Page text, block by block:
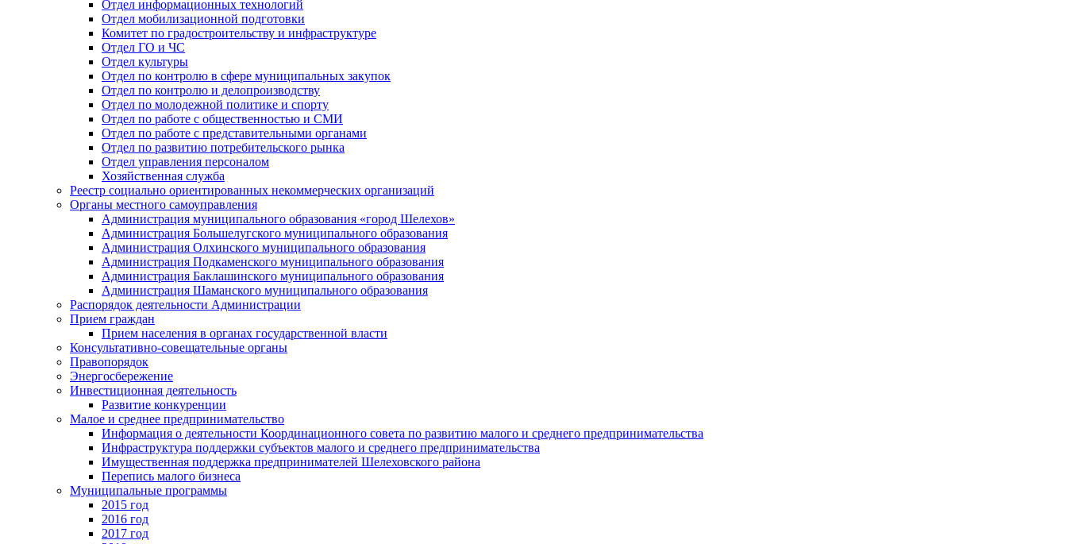
Отдел информационных технологий
Отдел мобилизационной подготовки
Комитет по градостроительству и инфраструктуре
Отдел ГО и ЧС
Отдел культуры
Отдел по контролю в сфере муниципальных закупок
Отдел по контролю и делопроизводству
Отдел по молодежной политике и спорту
Отдел по работе с общественностью и СМИ
Отдел по работе с представительными органами
Отдел по развитию потребительского рынка
Отдел управления персоналом
Хозяйственная служба
Реестр социально ориентированных некоммерческих организаций
Органы местного самоуправления
Администрация муниципального образования «город Шелехов»
Администрация Большелугского муниципального образования
Администрация Олхинского муниципального образования
Администрация Подкаменского муниципального образования
Администрация Баклашинского муниципального образования
Администрация Шаманского муниципального образования
Распорядок деятельности Администрации
Прием граждан
Прием населения в органах государственной власти
Консультативно-совещательные органы
Правопорядок
Энергосбережение
Инвестиционная деятельность
Развитие конкуренции
Малое и среднее предпринимательство
Информация о деятельности Координационного совета по развитию малого и среднего предпринимательства
Инфраструктура поддержки субъектов малого и среднего предпринимательства
Имущественная поддержка предпринимателей Шелеховского района
Перепись малого бизнеса
Муниципальные программы
2015 год
2016 год
2017 год